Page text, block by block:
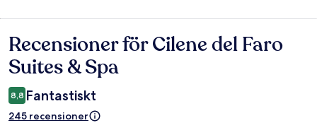
Recensioner
Recensioner för Cilene del Faro
Suites & Spa
8,8 Fantastiskt
245 recensioner